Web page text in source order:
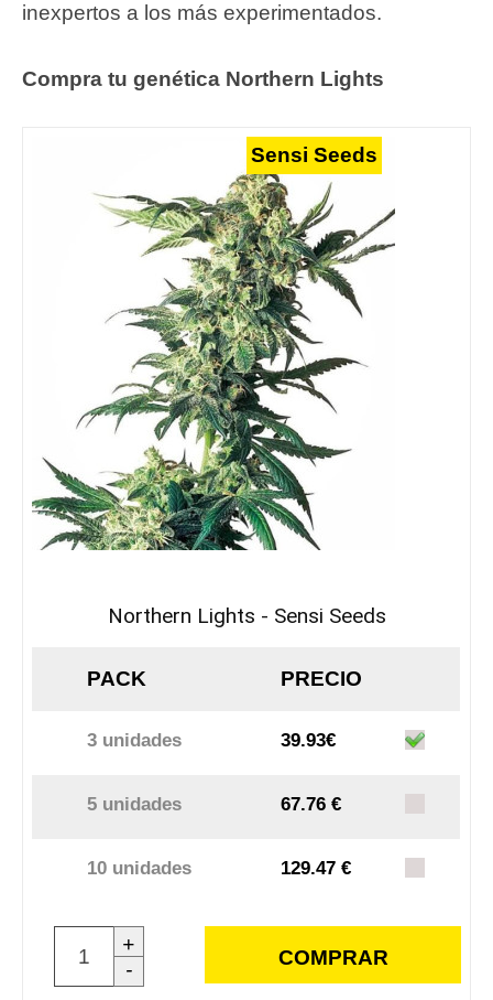
inexpertos a los más experimentados.
Compra tu genética Northern Lights
Sensi Seeds
Northern Lights - Sensi Seeds
PACK PRECIO
3 unidades 39.93€
5 unidades 67.76 €
10 unidades 129.47 €
+
-
COMPRAR